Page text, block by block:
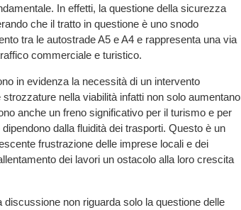
In effetti, la questione della sicurezza
che il tratto in questione è uno snodo
tra le autostrade A5 e A4 e rappresenta una via
commerciale e turistico.
in evidenza la necessità di un intervento
nella viabilità infatti non solo aumentano
anche un freno significativo per il turismo e per
dalla fluidità dei trasporti. Questo è un
frustrazione delle imprese locali e dei
dei lavori un ostacolo alla loro crescita
discussione non riguarda solo la questione delle